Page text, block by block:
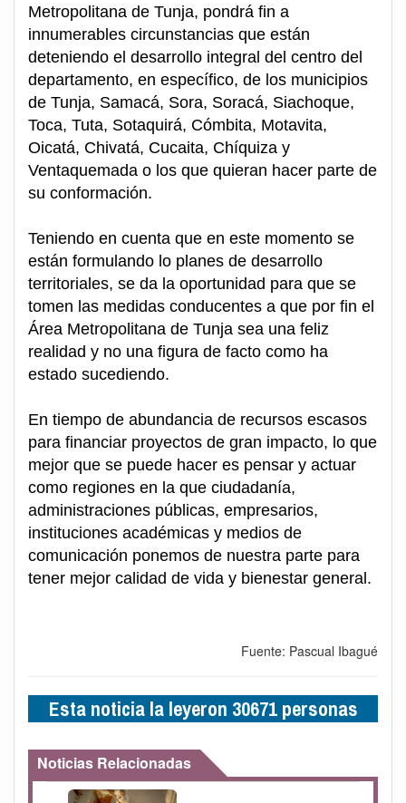
Metropolitana de Tunja, pondrá fin a
innumerables circunstancias que están
deteniendo el desarrollo integral del centro del
departamento, en específico, de los municipios
de Tunja, Samacá, Sora, Soracá, Siachoque,
Toca, Tuta, Sotaquirá, Cómbita, Motavita,
Oicatá, Chivatá, Cucaita, Chíquiza y
Ventaquemada o los que quieran hacer parte de
su conformación.
Teniendo en cuenta que en este momento se
están formulando lo planes de desarrollo
territoriales, se da la oportunidad para que se
tomen las medidas conducentes a que por fin el
Área Metropolitana de Tunja sea una feliz
realidad y no una figura de facto como ha
estado sucediendo.
En tiempo de abundancia de recursos escasos
para financiar proyectos de gran impacto, lo que
mejor que se puede hacer es pensar y actuar
como regiones en la que ciudadanía,
administraciones públicas, empresarios,
instituciones académicas y medios de
comunicación ponemos de nuestra parte para
tener mejor calidad de vida y bienestar general.
Fuente: Pascual Ibagué
Esta noticia la leyeron 30671 personas
Noticias Relacionadas